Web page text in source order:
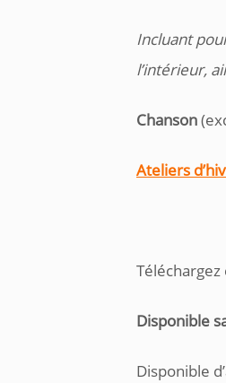
Incluant
l’intérieur,
Chanson
Ateliers
Disponible
Disponible